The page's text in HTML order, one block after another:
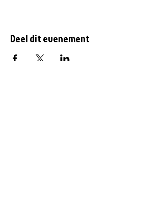
Deel dit evenement